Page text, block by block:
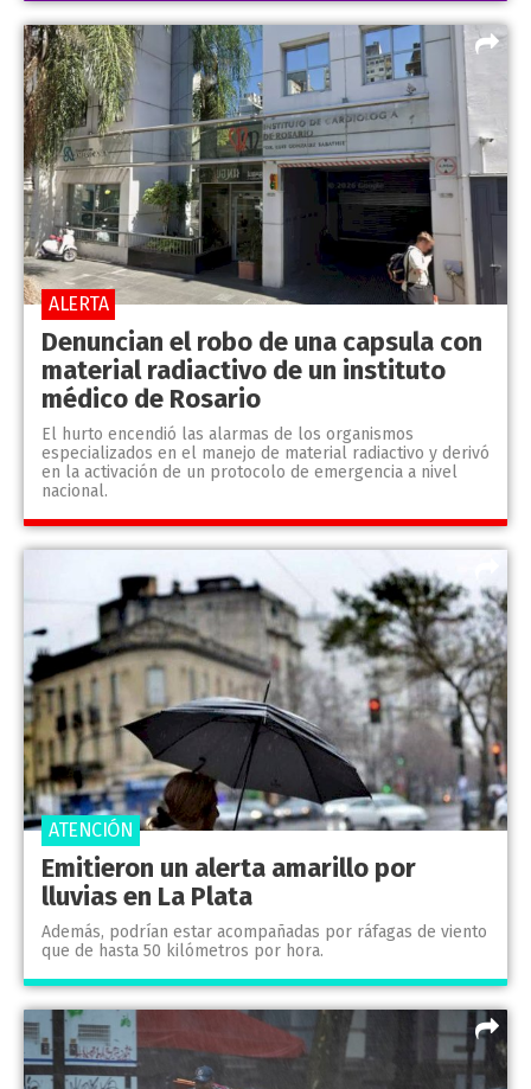
Denuncian el robo de una capsula con
material radiactivo de un instituto
médico de Rosario
El hurto encendió las alarmas de los organismos
especializados en el manejo de material radiactivo y derivó
en la activación de un protocolo de emergencia a nivel
nacional.
ALERTA
Emitieron un alerta amarillo por
lluvias en La Plata
Además, podrían estar acompañadas por ráfagas de viento
que de hasta 50 kilómetros por hora.
ATENCIÓN